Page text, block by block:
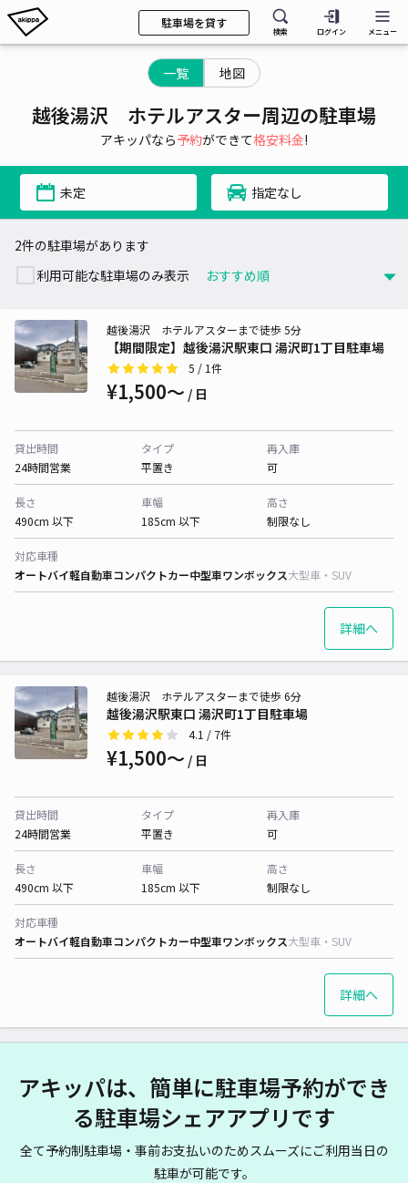
駐車場を貸す
検索 ログイン メニュー
一覧 地図
越後湯沢 ホテルアスター周辺の駐車場
アキッパなら予約ができて格安料金!
未定 指定なし
2件の駐車場があります
利用可能な駐車場のみ表示
【期間限定】越後湯沢駅東口 湯沢町1丁目駐車場
越後湯沢 ホテルアスターまで徒歩 5分
5 / 1件
¥1,500〜 / 日
貸出時間
24時間営業
タイプ
平置き
再入庫
可
長さ
490cm 以下
車幅
185cm 以下
高さ
制限なし
対応車種
オートバイ軽自動車コンパクトカー中型車ワンボックス大型車・SUV
詳細へ
越後湯沢駅東口 湯沢町1丁目駐車場
越後湯沢 ホテルアスターまで徒歩 6分
4.1 / 7件
¥1,500〜 / 日
貸出時間
24時間営業
タイプ
平置き
再入庫
可
長さ
490cm 以下
車幅
185cm 以下
高さ
制限なし
対応車種
オートバイ軽自動車コンパクトカー中型車ワンボックス大型車・SUV
詳細へ
アキッパは、簡単に駐車場予約ができ
る駐車場シェアアプリです
全て予約制駐車場・事前お支払いのためスムーズにご利用当日の
駐車が可能です。